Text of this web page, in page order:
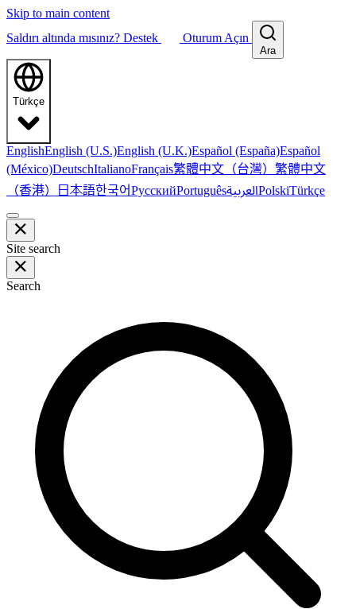
Skip to main content
Saldırı altında mısınız? Destek Oturum Açın
Ara
Türkçe
EnglishEnglish (U.S.)English (U.K.)Español (España)Español
(México)DeutschItalianoFrançais繁體中文（台灣） 繁體中文
（香港） 日本語한국어РусскийPortuguêsالعربيةPolskiTürkçe
Site search
Search